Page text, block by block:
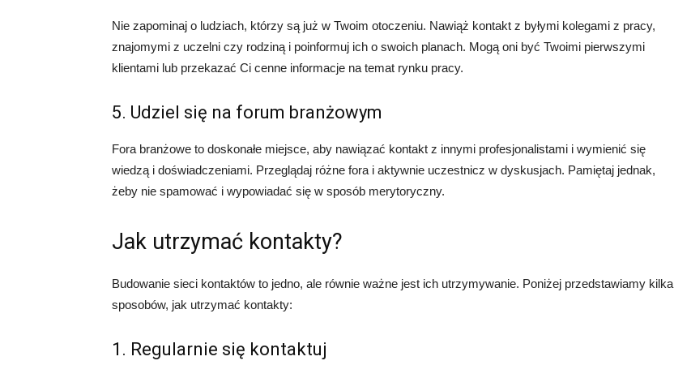
Nie zapominaj o ludziach, którzy są już w Twoim otoczeniu. Nawiąż kontakt z byłymi kolegami z pracy,
znajomymi z uczelni czy rodziną i poinformuj ich o swoich planach. Mogą oni być Twoimi pierwszymi
klientami lub przekazać Ci cenne informacje na temat rynku pracy.
5. Udziel się na forum branżowym
Fora branżowe to doskonałe miejsce, aby nawiązać kontakt z innymi profesjonalistami i wymienić się
wiedzą i doświadczeniami. Przeglądaj różne fora i aktywnie uczestnicz w dyskusjach. Pamiętaj jednak,
żeby nie spamować i wypowiadać się w sposób merytoryczny.
Jak utrzymać kontakty?
Budowanie sieci kontaktów to jedno, ale równie ważne jest ich utrzymywanie. Poniżej przedstawiamy kilka
sposobów, jak utrzymać kontakty:
1. Regularnie się kontaktuj